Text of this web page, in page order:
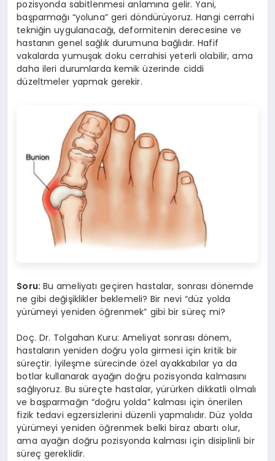
pozisyonda sabitlenmesi anlamına gelir. Yani,
başparmağı “yoluna” geri döndürüyoruz. Hangi cerrahi
tekniğin uygulanacağı, deformitenin derecesine ve
hastanın genel sağlık durumuna bağlıdır. Hafif
vakalarda yumuşak doku cerrahisi yeterli olabilir, ama
daha ileri durumlarda kemik üzerinde ciddi
düzeltmeler yapmak gerekir.
Soru: Bu ameliyatı geçiren hastalar, sonrası dönemde
ne gibi değişiklikler beklemeli? Bir nevi “düz yolda
yürümeyi yeniden öğrenmek” gibi bir süreç mi?
Doç. Dr. Tolgahan Kuru: Ameliyat sonrası dönem,
hastaların yeniden doğru yola girmesi için kritik bir
süreçtir. İyileşme sürecinde özel ayakkabılar ya da
botlar kullanarak ayağın doğru pozisyonda kalmasını
sağlıyoruz. Bu süreçte hastalar, yürürken dikkatli olmalı
ve başparmağın “doğru yolda” kalması için önerilen
fizik tedavi egzersizlerini düzenli yapmalıdır. Düz yolda
yürümeyi yeniden öğrenmek belki biraz abartı olur,
ama ayağın doğru pozisyonda kalması için disiplinli bir
süreç gereklidir.